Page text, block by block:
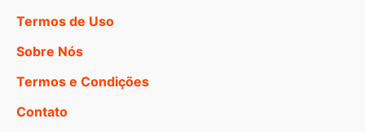
Termos de Uso
Sobre Nós
Termos e Condições
Contato